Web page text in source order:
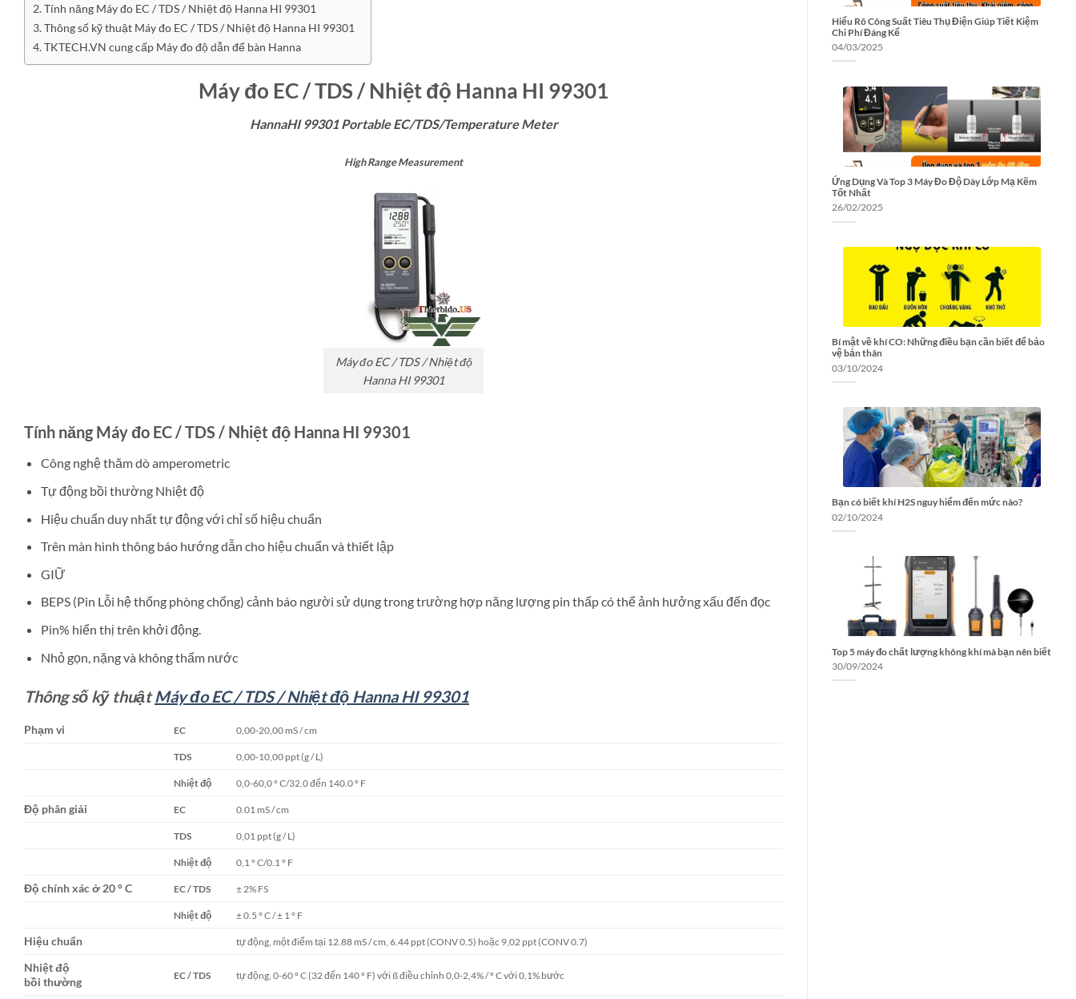
Tính năng Máy đo EC / TDS / Nhiệt độ Hanna HI 99301
Thông số kỹ thuật Máy đo EC / TDS / Nhiệt độ Hanna HI 99301
TKTECH.VN cung cấp Máy đo độ dẫn để bàn Hanna
Máy đo EC / TDS / Nhiệt độ Hanna HI 99301
HannaHI 99301 Portable EC/TDS/Temperature Meter
High Range Measurement
Máy đo EC / TDS / Nhiệt độ
Hanna HI 99301
Tính năng Máy đo EC / TDS / Nhiệt độ Hanna HI 99301
Công nghệ thăm dò amperometric
Tự động bồi thường Nhiệt độ
Hiệu chuẩn duy nhất tự động với chỉ số hiệu chuẩn
Trên màn hình thông báo hướng dẫn cho hiệu chuẩn và thiết lập
GIỮ
BEPS (Pin Lỗi hệ thống phòng chống) cảnh báo người sử dụng trong trường hợp năng lượng pin thấp có thể ảnh hưởng xấu đến đọc
Pin% hiển thị trên khởi động.
Nhỏ gọn, nặng và không thấm nước
Thông số kỹ thuậtMáy đo EC / TDS / Nhiệt độ Hanna HI 99301
Phạm vi EC 0,00-20,00 mS / cm
TDS 0,00-10,00 ppt (g / L)
Nhiệt độ 0,0-60,0 ° C/32.0 đến 140.0 ° F
Độ phân giải EC 0.01 mS / cm
TDS 0,01 ppt (g / L)
Nhiệt độ 0,1 ° C/0.1 ° F
Độ chính xác ở 20 ° C EC / TDS ± 2% FS
Nhiệt độ ± 0.5 ° C / ± 1 ° F
Hiệu chuẩn tự động, một điểm tại 12.88 mS / cm, 6.44 ppt (CONV 0.5) hoặc 9,02 ppt (CONV 0.7)
Nhiệt độ
bồi thường
EC / TDS tự động, 0-60 º C (32 đến 140 º F) với ß điều chỉnh 0,0-2,4% / º C với 0,1% bước
Hiểu Rõ Công Suất Tiêu Thụ Điện Giúp Tiết Kiệm
Chi Phí Đáng Kể
04/03/2025
Ứng Dụng Và Top 3 Máy Đo Độ Dày Lớp Mạ Kẽm
Tốt Nhất
26/02/2025
Bí mật về khí CO: Những điều bạn cần biết để bảo
vệ bản thân
03/10/2024
Bạn có biết khí H2S nguy hiểm đến mức nào?
02/10/2024
Top 5 máy đo chất lượng không khí mà bạn nên biết
30/09/2024